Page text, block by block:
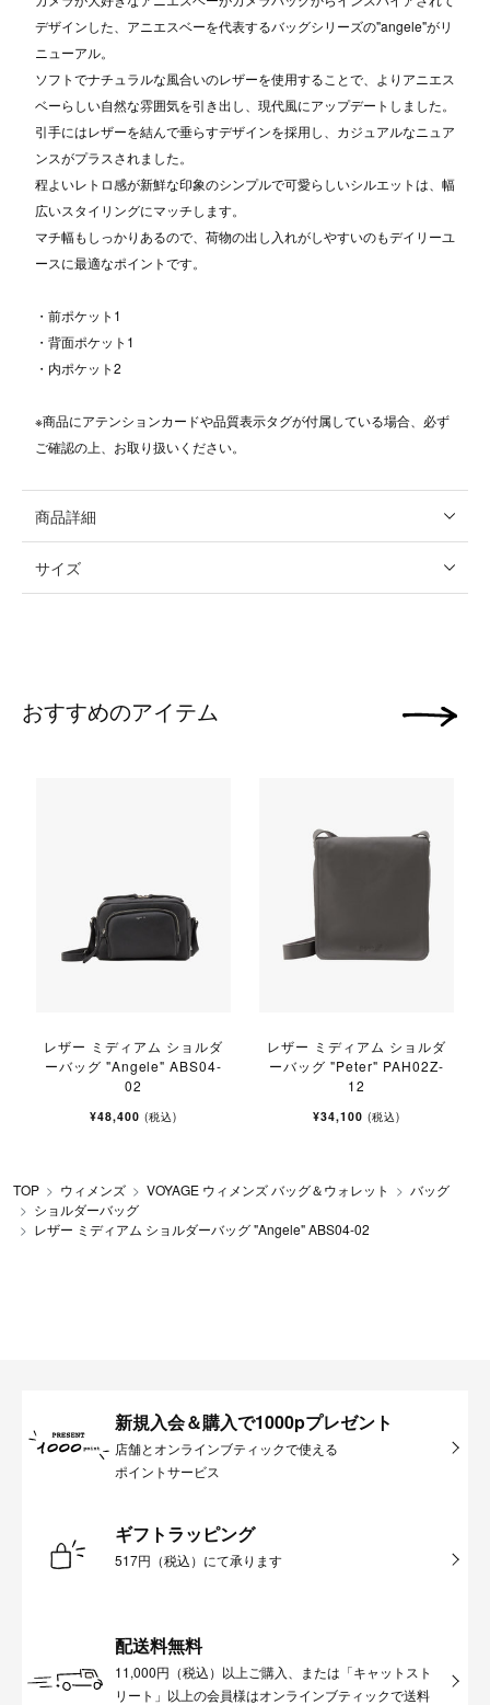
デザインした、アニエスベーを代表するバッグシリーズの"angele"がリ
ニューアル。
ソフトでナチュラルな風合いのレザーを使用することで、よりアニエス
ベーらしい自然な雰囲気を引き出し、現代風にアップデートしました。
引手にはレザーを結んで垂らすデザインを採用し、カジュアルなニュア
ンスがプラスされました。
程よいレトロ感が新鮮な印象のシンプルで可愛らしいシルエットは、幅
広いスタイリングにマッチします。
マチ幅もしっかりあるので、荷物の出し入れがしやすいのもデイリーユ
ースに最適なポイントです。
・前ポケット1
・背面ポケット1
・内ポケット2
※商品にアテンションカードや品質表示タグが付属している場合、必ず
ご確認の上、お取り扱いください。
商品詳細
サイズ
おすすめのアイテム
レザー ミディアム ショルダ
ーバッグ "Angele" ABS04-
02
¥48,400 (税込)
レザー ミディアム ショルダ
ーバッグ "Peter" PAH02Z-
12
¥34,100 (税込)
次の画像
TOP ウィメンズ VOYAGE ウィメンズ バッグ＆ウォレット
バッグ
ショルダーバッグ
レザー ミディアム ショルダーバッグ "Angele" ABS04-02
新規入会＆購入で1000pプレゼント
店舗とオンラインブティックで使える
ポイントサービス
ギフトラッピング
517円（税込）にて承ります
配送料無料
11,000円（税込）以上ご購入、または「キャットスト
リート」以上の会員様はオンラインブティックで送料